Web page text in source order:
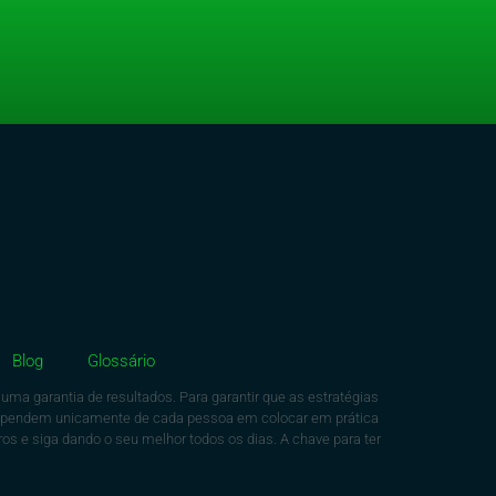
Blog Glossário
garantia de resultados. Para garantir que as estratégias
unicamente de cada pessoa em colocar em prática
e siga dando o seu melhor todos os dias. A chave para ter